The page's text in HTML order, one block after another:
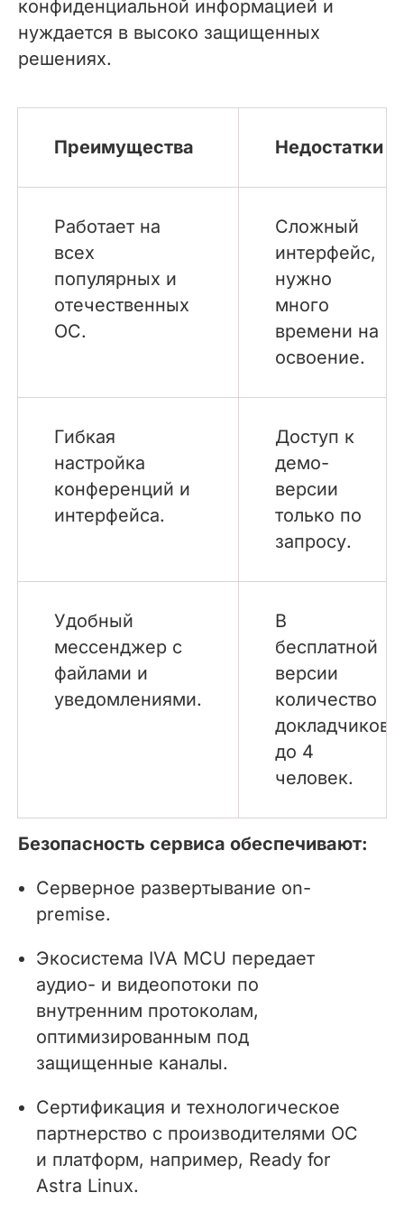
конфиденциальной информацией и
нуждается в высоко защищенных
решениях.
Преимущества Недостатки
Работает на
всех
популярных и
отечественных
ОС.
Сложный
интерфейс,
нужно
много
времени на
освоение.
Гибкая
настройка
конференций и
интерфейса.
Доступ к
демо-
версии
только по
запросу.
Удобный
мессенджер с
файлами и
уведомлениями.
В
бесплатной
версии
количество
докладчиков
до 4
человек.
Безопасность сервиса обеспечивают:
Серверное развертывание on-
premise.
Экосистема IVA MCU передает
аудио- и видеопотоки по
внутренним протоколам,
оптимизированным под
защищенные каналы.
Сертификация и технологическое
партнерство с производителями ОС
и платформ, например, Ready for
Astra Linux.